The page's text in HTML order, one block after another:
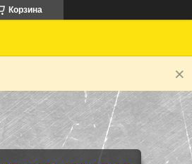
Корзина